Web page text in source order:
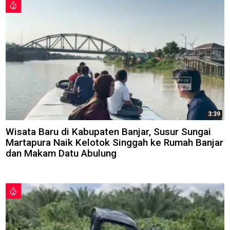
3:39
Wisata Baru di Kabupaten Banjar, Susur Sungai
Martapura Naik Kelotok Singgah ke Rumah Banjar
dan Makam Datu Abulung